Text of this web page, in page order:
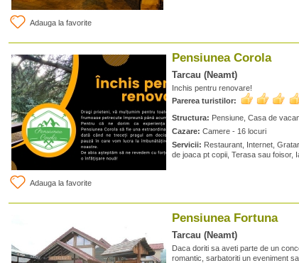
Adauga la favorite
Adauga la favorite
Pensiunea Corola
Tarcau (Neamt)
Inchis pentru renovare!
Parerea turistilor:
Structura: Pensiune, Casa de
Cazare: Camere - 16 locuri
Servicii: Restaurant, Internet,
de joaca pt copii, Terasa sau foisor,
Pensiunea Fortuna
Tarcau (Neamt)
Daca doriti sa aveti parte de un
romantic, sarbatoriti un eveniment